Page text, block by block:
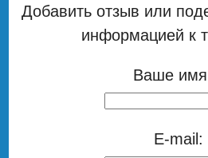
Добавить отзыв или
информацией к
Ваше
E-mail: